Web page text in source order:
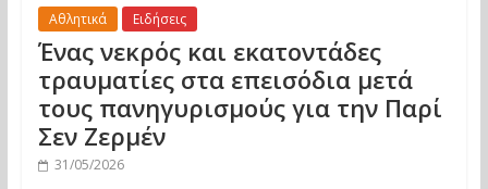
Αθλητικά Ειδήσεις
Ένας νεκρός και εκατοντάδες
τραυματίες στα επεισόδια μετά
τους πανηγυρισμούς για την Παρί
Σεν Ζερμέν
31/05/2026